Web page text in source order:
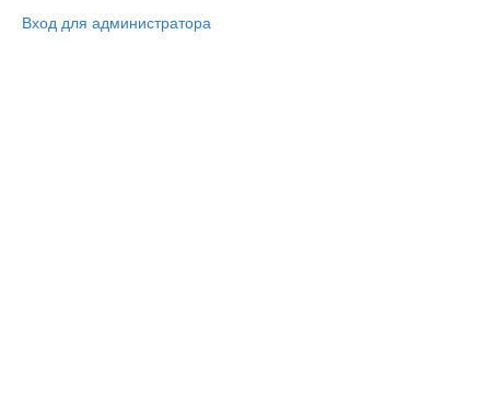
Вход для администратора